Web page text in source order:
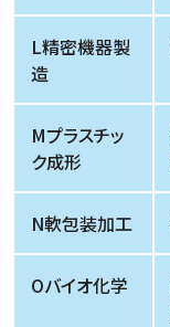
L精密機器製
造
Mプラスチッ
ク成形
N軟包装加工
Oバイオ化学